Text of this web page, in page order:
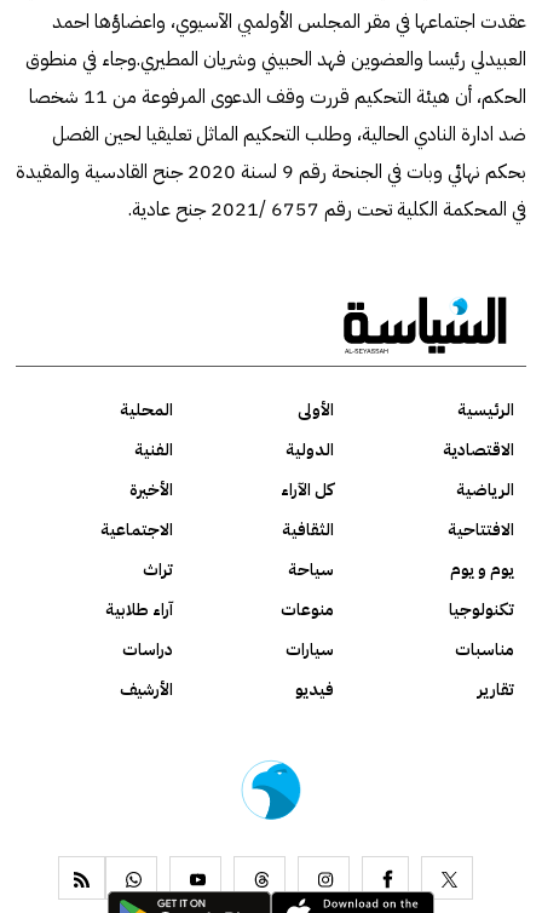
عقدت اجتماعها في مقر المجلس الأولمبي الآسيوي، واعضاؤها احمد
العبيدلي رئيسا والعضوين فهد الحبيني وشريان المطيري.وجاء في منطوق
الحكم، أن هيئة التحكيم قررت وقف الدعوى المرفوعة من 11 شخصا
ضد ادارة النادي الحالية، وطلب التحكيم الماثل تعليقيا لحين الفصل
بحكم نهائي وبات في الجنحة رقم 9 لسنة 2020 جنح القادسية والمقيدة
في المحكمة الكلية تحت رقم 6757 /2021 جنح عادية.
الرئيسية الأولى
المحلية
الاقتصادية
الدولية
الفنية
الرياضية
كل الآراء
الأخيرة
الافتتاحية
الثقافية
الاجتماعية
يوم و يوم
سياحة
تراث
تكنولوجيا
منوعات
آراء طلابية
مناسبات
سيارات
دراسات
تقارير
فيديو الأرشيف